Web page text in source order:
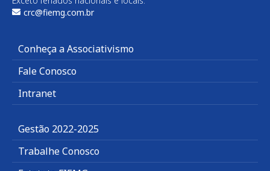
crc@fiemg.com.br
Conheça a Associativismo
Fale Conosco
Intranet
Gestão 2022-2025
Trabalhe Conosco